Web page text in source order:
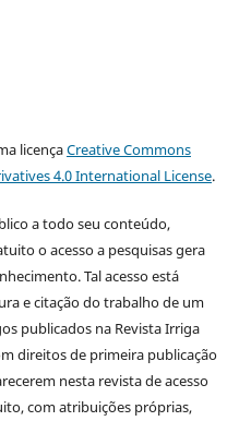
licençaCreative Commons
4.0 International License.
a todo seu conteúdo,
o acesso a pesquisas gera
Tal acesso está
e citação do trabalho de um
publicados na Revista Irriga
direitos de primeira publicação
nesta revista de acesso
com atribuições próprias,